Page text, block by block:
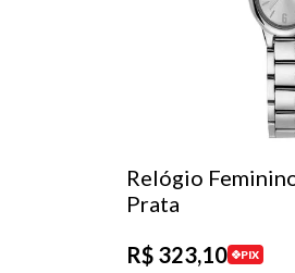
Relógio
Prata
R$ 323,10 PIX